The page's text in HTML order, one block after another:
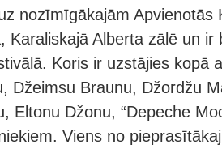
nozīmīgākajām Apvienotās
Karaliskajā Alberta zālē un ir
Koris ir uzstājies kopā
Džeimsu Braunu, Džordžu
Eltonu Džonu, “Depeche
Viens no